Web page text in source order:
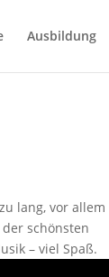
Ausbildung
lang, vor allem
schönsten
– viel Spaß.